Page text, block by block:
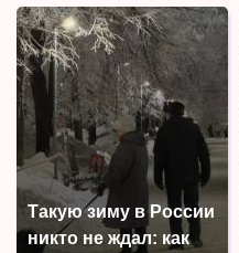
Такую зиму в России
никто не ждал: как